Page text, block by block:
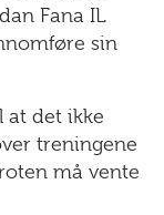
Fana IL
sin
at det ikke
treningene
må vente